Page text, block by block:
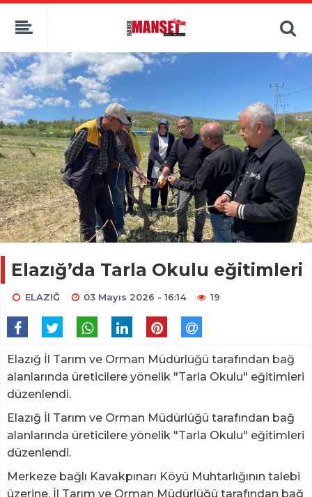
Elazığ’da Tarla Okulu eğitimleri
ELAZIĞ 03 Mayıs 2026 - 16:14 19
Elazığ İl Tarım ve Orman Müdürlüğü tarafından bağ
alanlarında üreticilere yönelik "Tarla Okulu" eğitimleri
düzenlendi.
Elazığ İl Tarım ve Orman Müdürlüğü tarafından bağ
alanlarında üreticilere yönelik "Tarla Okulu" eğitimleri
düzenlendi.
Merkeze bağlı Kavakpınarı Köyü Muhtarlığının talebi
üzerine, İl Tarım ve Orman Müdürlüğü tarafından bağ